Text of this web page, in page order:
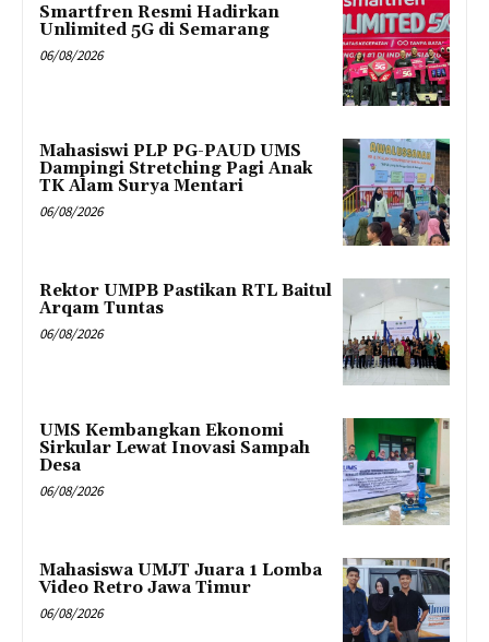
Smartfren Resmi Hadirkan
Unlimited 5G di Semarang
06/08/2026
Mahasiswi PLP PG-PAUD UMS
Dampingi Stretching Pagi Anak
TK Alam Surya Mentari
06/08/2026
Rektor UMPB Pastikan RTL Baitul
Arqam Tuntas
06/08/2026
UMS Kembangkan Ekonomi
Sirkular Lewat Inovasi Sampah
Desa
06/08/2026
Mahasiswa UMJT Juara 1 Lomba
Video Retro Jawa Timur
06/08/2026